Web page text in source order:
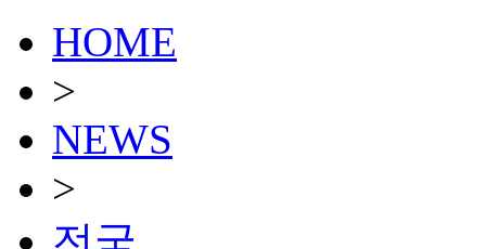
HOME
>
NEWS
>